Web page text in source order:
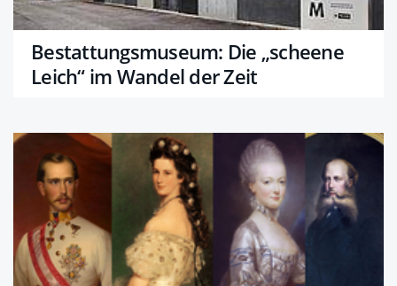
Bestattungsmuseum: Die „scheene
Leich“ im Wandel der Zeit